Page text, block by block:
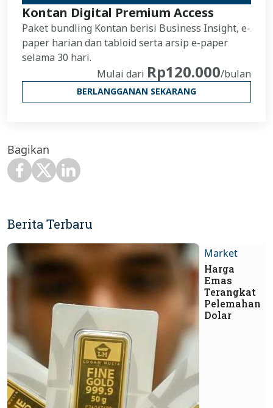
Kontan Digital Premium Access
Paket bundling Kontan berisi Business Insight, e-
paper harian dan tabloid serta arsip e-paper
selama 30 hari.
Mulai dari Rp120.000/bulan
BERLANGGANAN SEKARANG
Bagikan
Berita Terbaru
Market
Harga
Emas
Terangkat
Pelemahan
Dolar